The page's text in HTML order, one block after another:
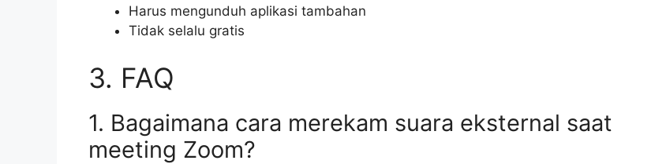
Harus mengunduh aplikasi tambahan
Tidak selalu gratis
3. FAQ
1. Bagaimana cara merekam suara eksternal saat
meeting Zoom?